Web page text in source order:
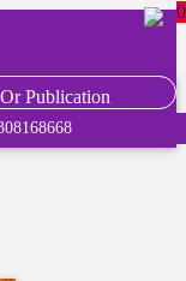
0
Publication